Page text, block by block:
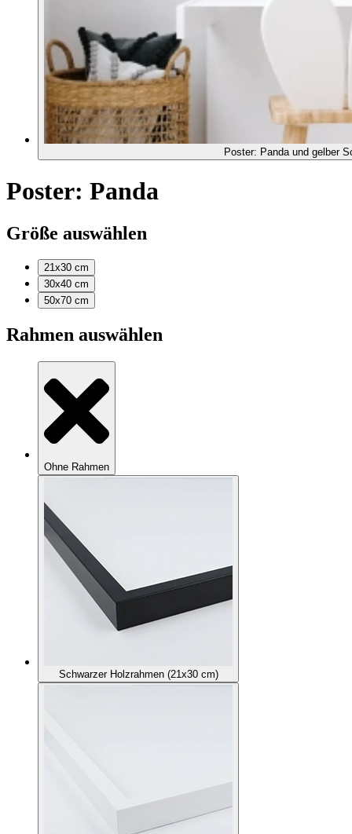
Poster: Panda und gelber
Poster: Panda
Größe auswählen
21x30 cm
30x40 cm
50x70 cm
Rahmen auswählen
Ohne Rahmen
Schwarzer Holzrahmen (21x30 cm)